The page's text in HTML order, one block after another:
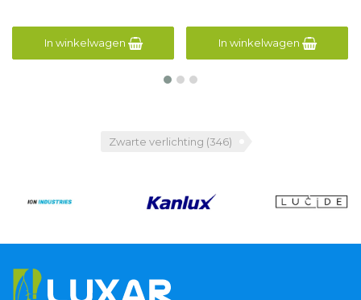
In winkelwagen In winkelwagen
Zwarte verlichting (346)